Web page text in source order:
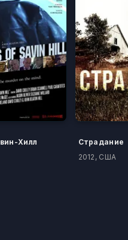
Хилл
Страдание
2012, США